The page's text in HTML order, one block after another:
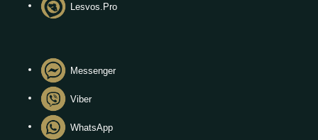
Lesvos.Pro
Messenger
Viber
WhatsApp